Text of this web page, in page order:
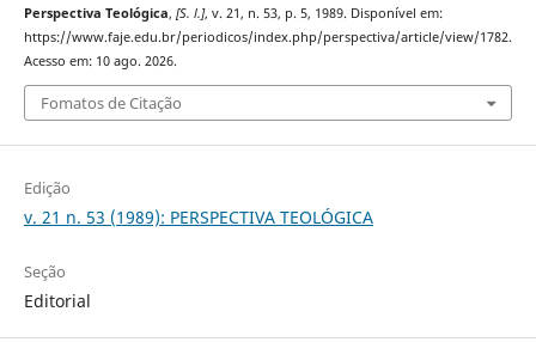
Perspectiva Teológica, [S. l.], v. 21, n. 53, p. 5, 1989. Disponível em:
https://www.faje.edu.br/periodicos/index.php/perspectiva/article/view/1782.
Acesso em: 10 ago. 2026.
Fomatos de Citação
Edição
v. 21 n. 53 (1989): PERSPECTIVA TEOLÓGICA
Seção
Editorial